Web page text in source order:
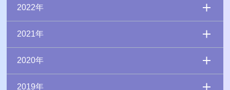
2022年
2021年
2020年
2019年